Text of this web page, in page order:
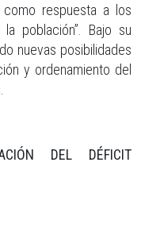
respuesta a los
población”. Bajo su
nuevas posibilidades
y ordenamiento del
DEL DÉFICIT